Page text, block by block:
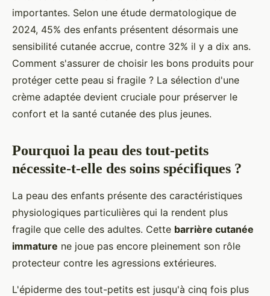
Maria• 29 janvier 2026•7 min de lecture
importantes. Selon une étude dermatologique de
2024, 45% des enfants présentent désormais une
sensibilité cutanée accrue, contre 32% il y a dix ans.
Comment s'assurer de choisir les bons produits pour
protéger cette peau si fragile ? La sélection d'une
crème adaptée devient cruciale pour préserver le
confort et la santé cutanée des plus jeunes.
Pourquoi la peau des tout-petits
nécessite-t-elle des soins spécifiques ?
La peau des enfants présente des caractéristiques
physiologiques particulières qui la rendent plus
fragile que celle des adultes. Cette barrière cutanée
immature ne joue pas encore pleinement son rôle
protecteur contre les agressions extérieures.
L'épiderme des tout-petits est jusqu'à cinq fois plus